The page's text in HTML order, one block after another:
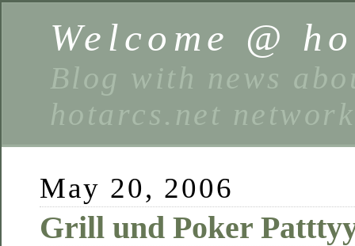
Welcome @
Blog with news
hotarcs.net network
May 20, 2006
Grill und Poker